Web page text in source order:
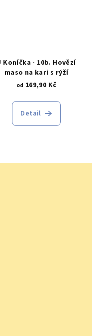
Koníčka - 10b. Hovězí
maso na kari s rýží
od 169,90 Kč
Detail